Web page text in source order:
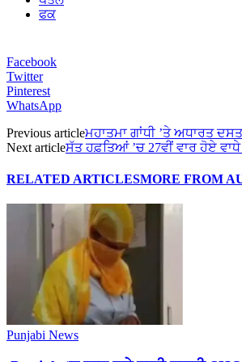
ਫਕ
Facebook
Twitter
Pinterest
WhatsApp
Previous articleਮਹਾਤਮਾ ਗਾਂਧੀ ’ਤੇ ਅਧਾਰਤ
Next articleਸੱਤ ਹਫ਼ਤਿਆਂ ’ਚ 27ਵੀਂ ਵਾਰ ਹੋਏ
RELATED ARTICLESMORE FROM
Punjabi News